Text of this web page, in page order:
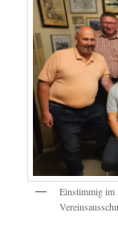
Einstimmig im